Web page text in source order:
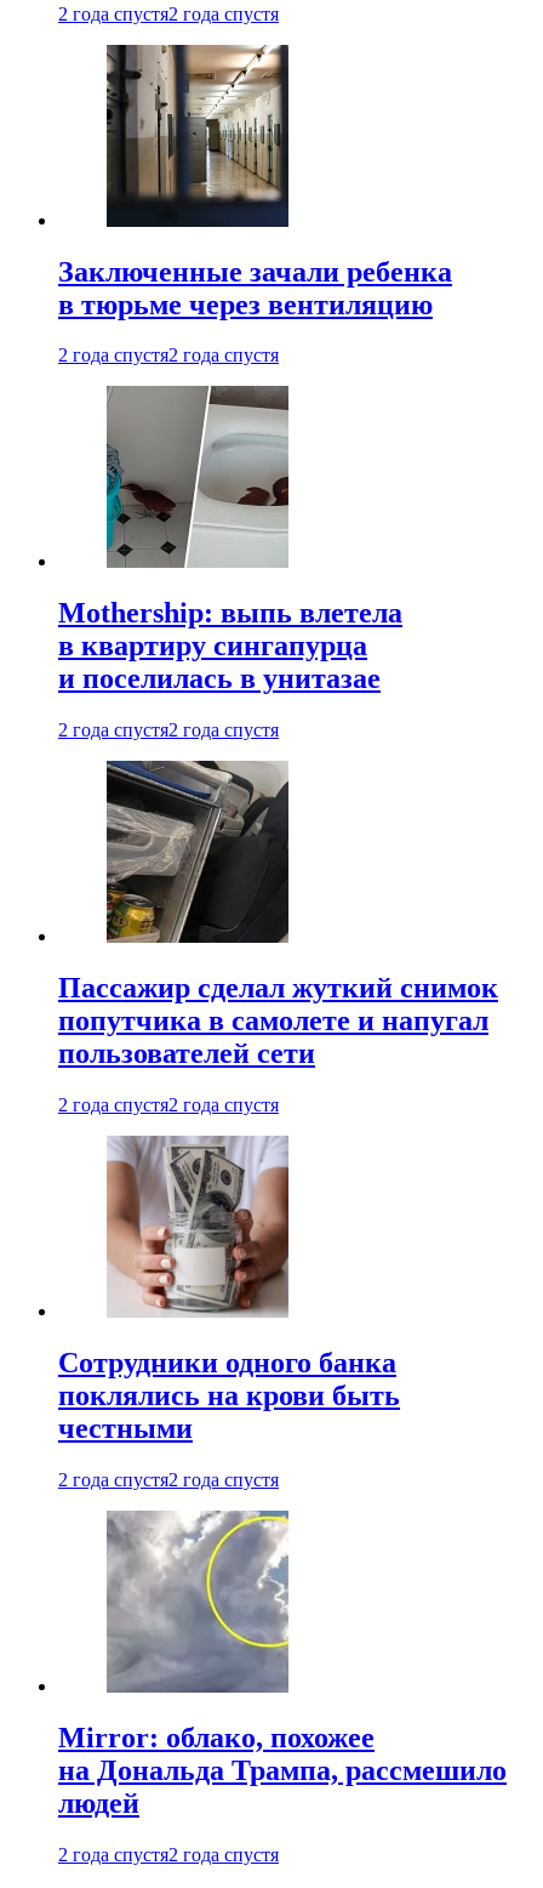
2 года спустя2 года спустя
Заключенные зачали ребенка
в тюрьме через вентиляцию
2 года спустя2 года спустя
Mothership: выпь влетела
в квартиру сингапурца
и поселилась в унитазае
2 года спустя2 года спустя
Пассажир сделал жуткий снимок
попутчика в самолете и напугал
пользователей сети
2 года спустя2 года спустя
Сотрудники одного банка
поклялись на крови быть
честными
2 года спустя2 года спустя
Mirror: облако, похожее
на Дональда Трампа, рассмешило
людей
2 года спустя2 года спустя